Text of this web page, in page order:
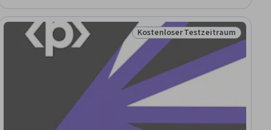
Status: Kostenloser
Kostenloser Testzeitraum